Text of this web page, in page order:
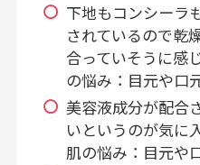
下地もコンシーラ
されているので乾
合っていそうに感
の悩み：目元や口
美容液成分が配合
いというのが気に
肌の悩み：目元や